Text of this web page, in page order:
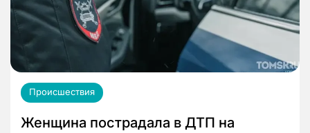
Происшествия
Женщина пострадала в ДТП на